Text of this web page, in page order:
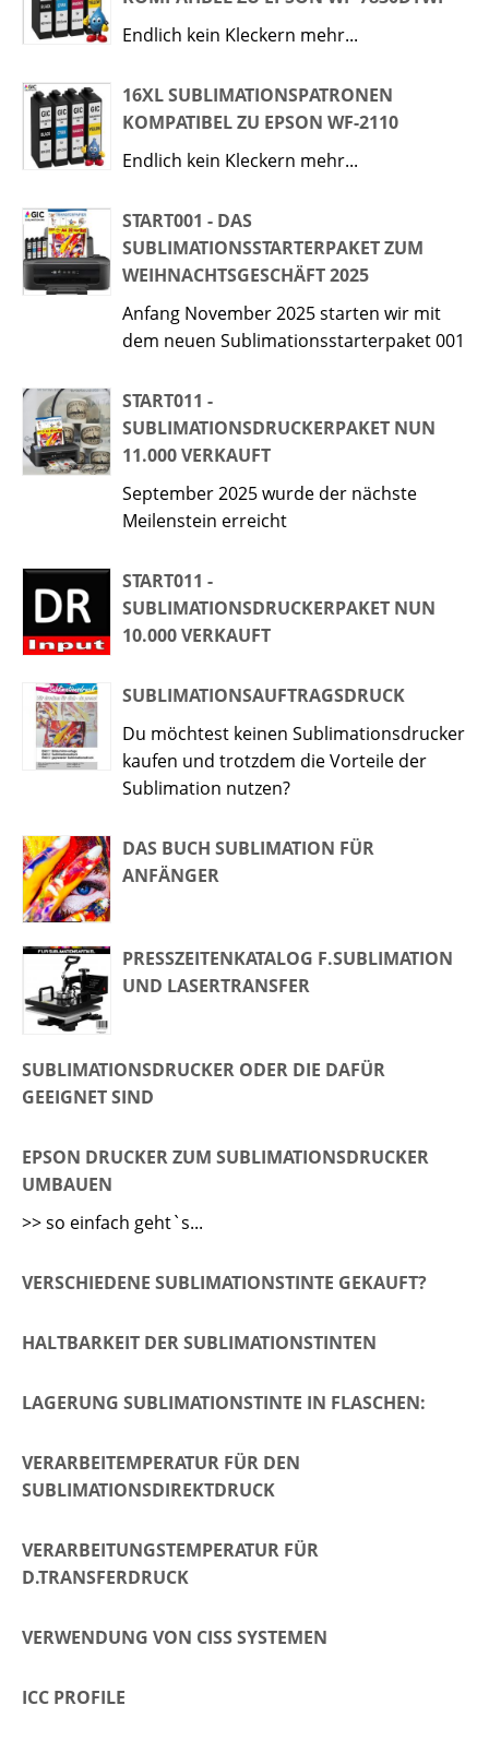
Endlich kein Kleckern mehr...
16XL SUBLIMATIONSPATRONEN
KOMPATIBEL ZU EPSON WF-2110
Endlich kein Kleckern mehr...
START001 - DAS
SUBLIMATIONSSTARTERPAKET ZUM
WEIHNACHTSGESCHÄFT 2025
Anfang November 2025 starten wir mit
dem neuen Sublimationsstarterpaket 001
START011 -
SUBLIMATIONSDRUCKERPAKET NUN
11.000 VERKAUFT
September 2025 wurde der nächste
Meilenstein erreicht
START011 -
SUBLIMATIONSDRUCKERPAKET NUN
10.000 VERKAUFT
SUBLIMATIONSAUFTRAGSDRUCK
Du möchtest keinen Sublimationsdrucker
kaufen und trotzdem die Vorteile der
Sublimation nutzen?
DAS BUCH SUBLIMATION FÜR
ANFÄNGER
PRESSZEITENKATALOG F.SUBLIMATION
UND LASERTRANSFER
SUBLIMATIONSDRUCKER ODER DIE DAFÜR
GEEIGNET SIND
EPSON DRUCKER ZUM SUBLIMATIONSDRUCKER
UMBAUEN
>> so einfach geht`s...
VERSCHIEDENE SUBLIMATIONSTINTE GEKAUFT?
HALTBARKEIT DER SUBLIMATIONSTINTEN
LAGERUNG SUBLIMATIONSTINTE IN FLASCHEN:
VERARBEITEMPERATUR FÜR DEN
SUBLIMATIONSDIREKTDRUCK
VERARBEITUNGSTEMPERATUR FÜR
D.TRANSFERDRUCK
VERWENDUNG VON CISS SYSTEMEN
ICC PROFILE